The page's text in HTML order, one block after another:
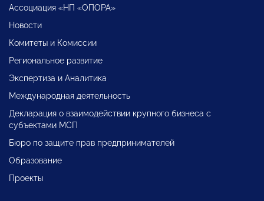
Ассоциация «НП «ОПОРА»
Новости
Комитеты и Комиссии
Региональное развитие
Экспертиза и Аналитика
Международная деятельность
Декларация о взаимодействии крупного бизнеса с
субъектами МСП
Бюро по защите прав предпринимателей
Образование
Проекты